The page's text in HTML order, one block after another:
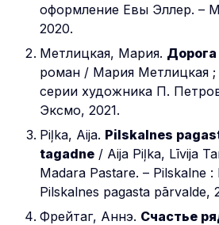
оформление Евы Эллер. –
2020.
Метлицкая, Мария.
роман / Мария Метлицкая
серии художника П.
Эксмо, 2021.
Piļka, Aija. Pilskalnes
tagadne / Aija Piļka, Līvija
Madara Pastare. – Pilskalne
Pilskalnes pagasta pārvalde,
Фрейтаг, Аннэ. Счастье